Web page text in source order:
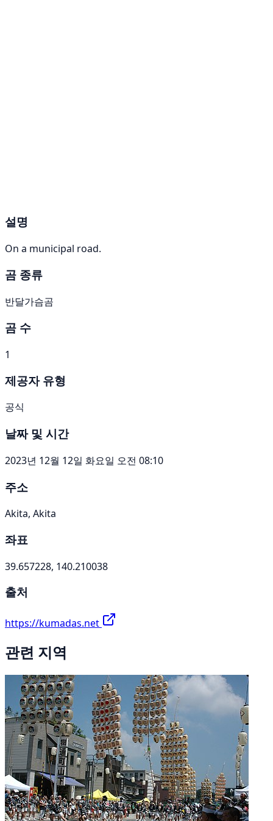
설명
On a municipal road.
곰 종류
반달가슴곰
곰 수
1
제공자 유형
공식
날짜 및 시간
2023년 12월 12일 화요일 오전 08:10
주소
Akita, Akita
좌표
39.657228, 140.210038
출처
https://kumadas.net
관련 지역